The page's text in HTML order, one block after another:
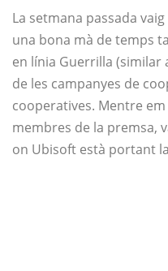
La setmana passada
una bona mà de temps
en línia Guerrilla (similar
de les campanyes de
cooperatives. Mentre
membres de la premsa,
on Ubisoft està portant